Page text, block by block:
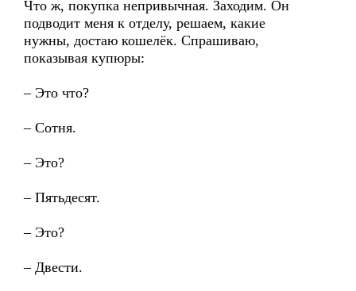
Что ж, покупка непривычная. Заходим. Он
подводит меня к отделу, решаем, какие
нужны, достаю кошелёк. Спрашиваю,
показывая купюры:
– Это что?
– Сотня.
– Это?
– Пятьдесят.
– Это?
– Двести.